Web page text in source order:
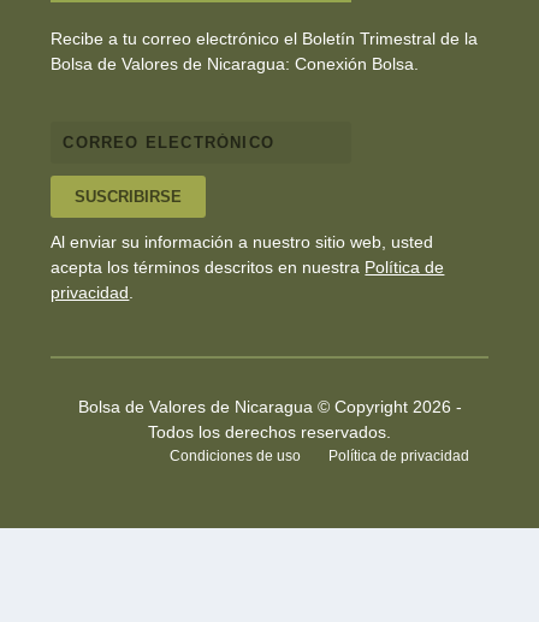
Recibe a tu correo electrónico el Boletín Trimestral de la
Bolsa de Valores de Nicaragua: Conexión Bolsa.
SUSCRIBIRSE
Al enviar su información a nuestro sitio web, usted
acepta los términos descritos en nuestra Política de
privacidad
Bolsa de Valores de Nicaragua © Copyright 2026 -
Todos los derechos reservados.
Condiciones de uso Política de privacidad